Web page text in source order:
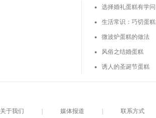
选择婚礼蛋糕有学问
生活常识：巧切蛋糕
微波炉蛋糕的做法
风俗之结婚蛋糕
诱人的圣诞节蛋糕
关于我们 媒体报道 联系方式